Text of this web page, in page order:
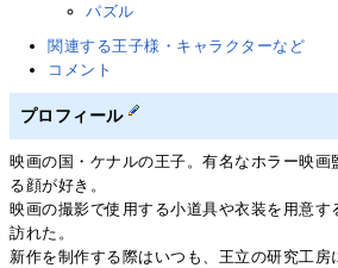
パズル
関連する王子様・キャラクターなど
コメント
プロフィール
映画の国・ケナルの王子。有名なホラー映画
る顔が好き。
映画の撮影で使用する小道具や衣装を用意す
訪れた。
新作を制作する際はいつも、王立の研究工房